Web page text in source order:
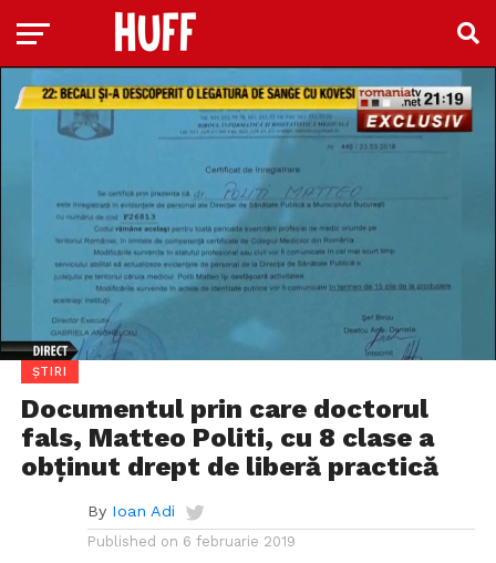
ȘTIRI
Documentul prin care doctorul
fals, Matteo Politi, cu 8 clase a
obținut drept de liberă practică
By Ioan Adi
Published on 6 februarie 2019